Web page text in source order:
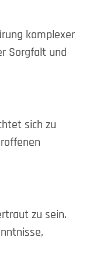
komplexer
Sorgfalt und
sich zu
zu sein.